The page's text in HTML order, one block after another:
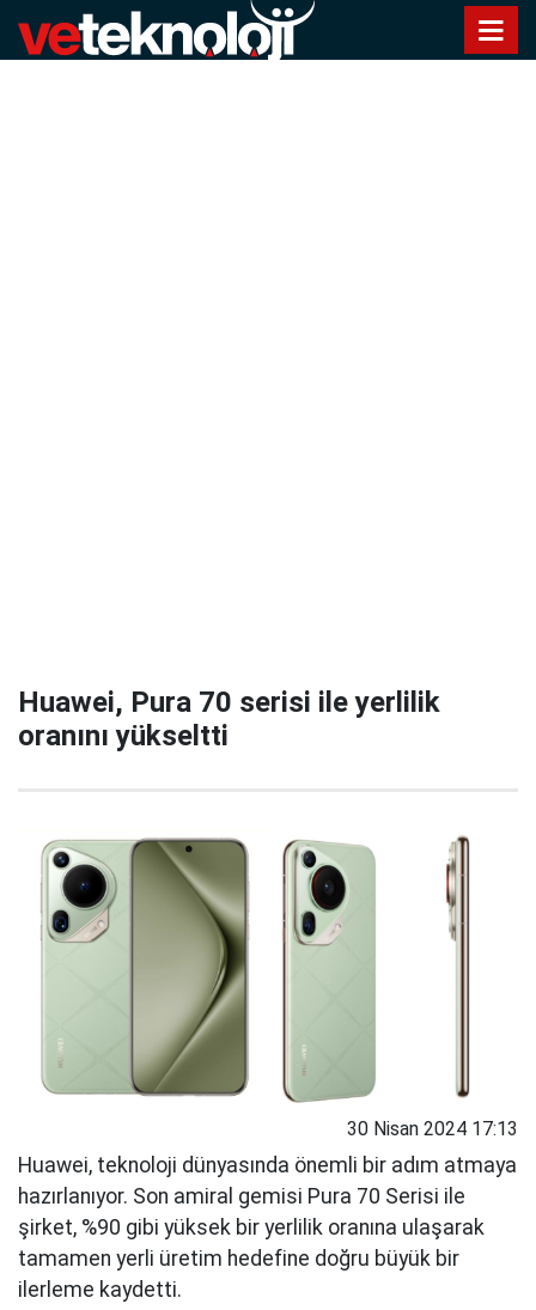
Huawei, Pura 70 serisi ile yerlilik
oranını yükseltti
30 Nisan 2024 17:13
Huawei, teknoloji dünyasında önemli bir adım atmaya
hazırlanıyor. Son amiral gemisi Pura 70 Serisi ile
şirket, %90 gibi yüksek bir yerlilik oranına ulaşarak
tamamen yerli üretim hedefine doğru büyük bir
ilerleme kaydetti.